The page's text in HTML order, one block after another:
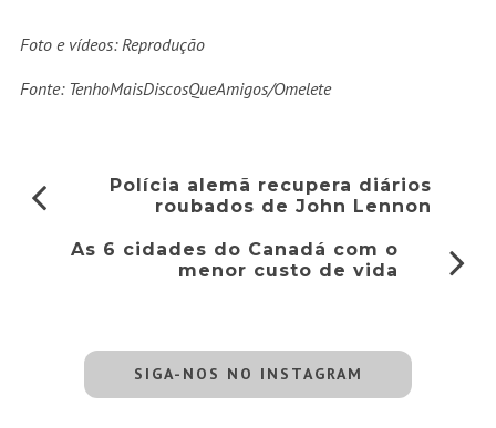
Foto e vídeos: Reprodução
Fonte: TenhoMaisDiscosQueAmigos/Omelete
Polícia alemã recupera diários
roubados de John Lennon
As 6 cidades do Canadá com o
menor custo de vida
SIGA-NOS NO INSTAGRAM